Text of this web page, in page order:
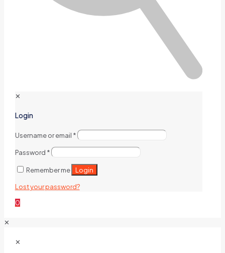
✕
Login
Username or email *
Password *
Remember me Login
Lost your password?
0
✕
✕